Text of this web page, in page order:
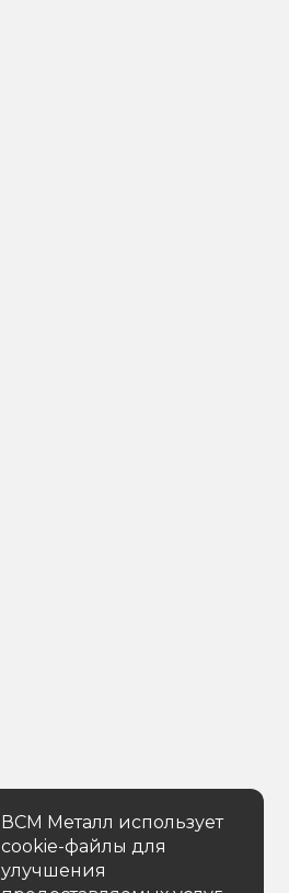
ВСМ Металл использует
cookie-файлы для
улучшения